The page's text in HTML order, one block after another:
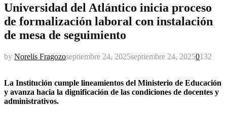
Universidad del Atlántico inicia proceso
de formalización laboral con instalación
de mesa de seguimiento
by Norelis Fragozoseptiembre 24, 2025septiembre 24, 20250132
La Institución cumple lineamientos del Ministerio de Educación
y avanza hacia la dignificación de las condiciones de docentes y
administrativos.